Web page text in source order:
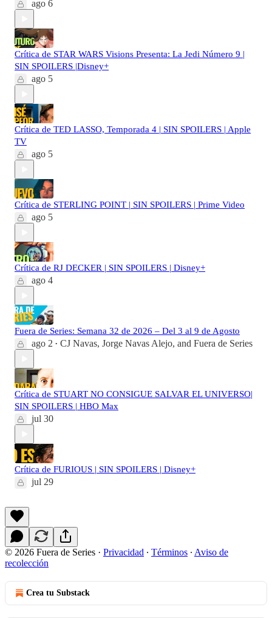
ago 6
Crítica de STAR WARS Visions Presenta: La Jedi Número 9 |
SIN SPOILERS |Disney+
ago 5
Crítica de TED LASSO, Temporada 4 | SIN SPOILERS | Apple
TV
ago 5
Crítica de STERLING POINT | SIN SPOILERS | Prime Video
ago 5
Crítica de RJ DECKER | SIN SPOILERS | Disney+
ago 4
Fuera de Series: Semana 32 de 2026 – Del 3 al 9 de Agosto
ago 2 • CJ Navas, Jorge Navas Alejo, and Fuera de Series
Crítica de STUART NO CONSIGUE SALVAR EL UNIVERSO|
SIN SPOILERS | HBO Max
jul 30
Crítica de FURIOUS | SIN SPOILERS | Disney+
jul 29
© 2026 Fuera de Series · Privacidad ∙ Términos ∙ Aviso de
recolección
Crea tu Substack